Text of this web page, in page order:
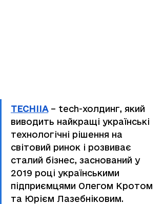
TECHIIA – tech-холдинг, який
виводить найкращі українські
технологічні рішення на
світовий ринок і розвиває
сталий бізнес, заснований у
2019 році українськими
підприємцями Олегом Кротом
та Юрієм Лазебніковим.